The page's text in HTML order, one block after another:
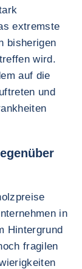
extremste
bisherigen
wird.
auf die
und
in
Hintergrund
fragilen